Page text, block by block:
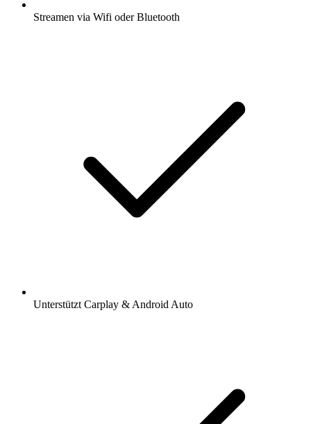
Streamen via Wifi oder Bluetooth
Unterstützt Carplay & Android Auto